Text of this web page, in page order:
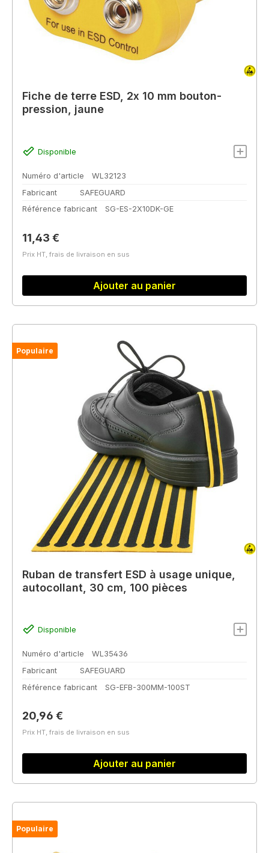
Fiche de terre ESD, 2x 10 mm bouton-
pression, jaune
Disponible
Numéro d'article
WL32123
Fabricant
SAFEGUARD
Référence fabricant
SG-ES-2X10DK-GE
Prix régulier :
11,43 €
Prix HT, frais de livraison en sus
Ajouter au panier
Populaire
Ruban de transfert ESD à usage unique,
autocollant, 30 cm, 100 pièces
Disponible
Numéro d'article
WL35436
Fabricant
SAFEGUARD
Référence fabricant
SG-EFB-300MM-100ST
Prix régulier :
20,96 €
Prix HT, frais de livraison en sus
Ajouter au panier
Populaire